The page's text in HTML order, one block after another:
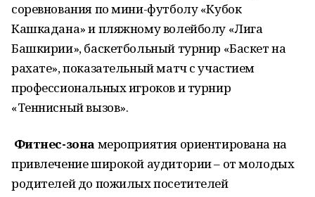
соревнования по мини-футболу «Кубок
Кашкадана» и пляжному волейболу «Лига
Башкирии», баскетбольный турнир «Баскет на
рахате», показательный матч с участием
профессиональных игроков и турнир
«Теннисный вызов».
Фитнес-зона мероприятия ориентирована на
привлечение широкой аудитории – от молодых
родителей до пожилых посетителей